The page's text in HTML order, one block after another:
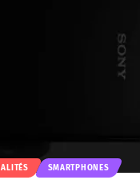
SMARTPHONES